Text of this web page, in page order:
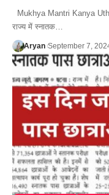
Mukhya Mantri Kanya
राज्य में स्नातक…
Aryan September 7,